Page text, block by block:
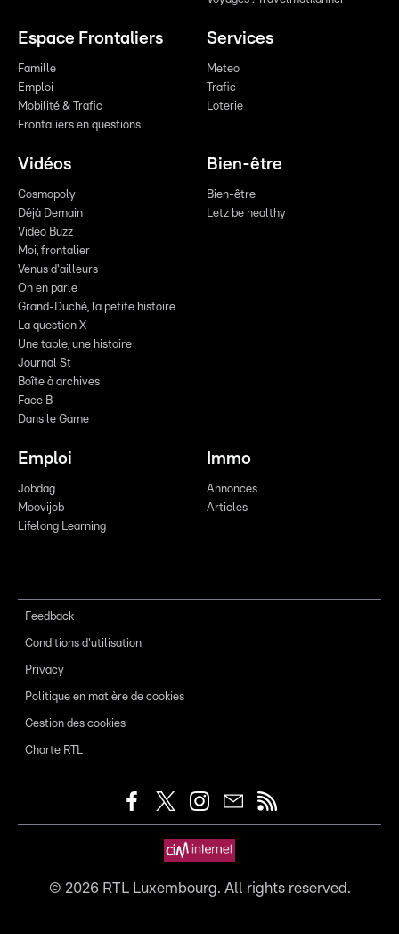
Espace Frontaliers
Famille
Emploi
Mobilité & Trafic
Frontaliers en questions
Services
Meteo
Trafic
Loterie
Vidéos
Cosmopoly
Déjà Demain
Vidéo Buzz
Moi, frontalier
Venus d'ailleurs
On en parle
Grand-Duché, la petite histoire
La question X
Une table, une histoire
Journal St
Boîte à archives
Face B
Dans le Game
Bien-être
Bien-être
Letz be healthy
Emploi
Jobdag
Moovijob
Lifelong Learning
Immo
Annonces
Articles
Feedback
Conditions d'utilisation
Privacy
Politique en matière de cookies
Gestion des cookies
Charte RTL
© 2026RTL Luxembourg. All rights reserved.